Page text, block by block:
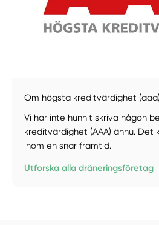
Om högsta kreditvärdighet (aaa)
Vi har inte hunnit skriva någon
kreditvärdighet (AAA) ännu. Det
inom en snar framtid.
Utforska alla dräneringsföretag